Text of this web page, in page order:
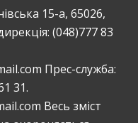
15-а, 65026,
(048)777 83
Прес-служба:
31.
Весь зміст